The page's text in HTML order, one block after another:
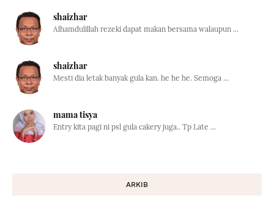
shaizhar
Alhamdulillah rezeki dapat makan bersama walaupun ...
shaizhar
Mesti dia letak banyak gula kan. he he he. Semoga ...
mama tisya
Entry kita pagi ni psl gula cakery juga.. Tp Late ...
ARKIB